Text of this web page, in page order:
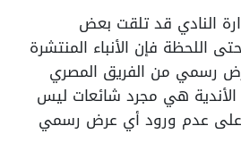
النادي قد تلقت بعض
اللحظة فإن الأنباء المنتشرة
رسمي من الفريق المصري
هي مجرد شائعات ليس
عدم ورود أي عرض رسمي